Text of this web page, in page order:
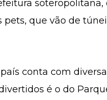
que vão de
conta com
é o do